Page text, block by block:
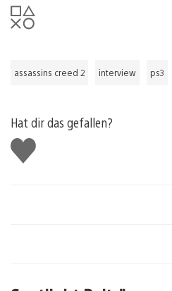
assassins creed 2 interview ps3
Hat dir das gefallen?
Gefällt
mir